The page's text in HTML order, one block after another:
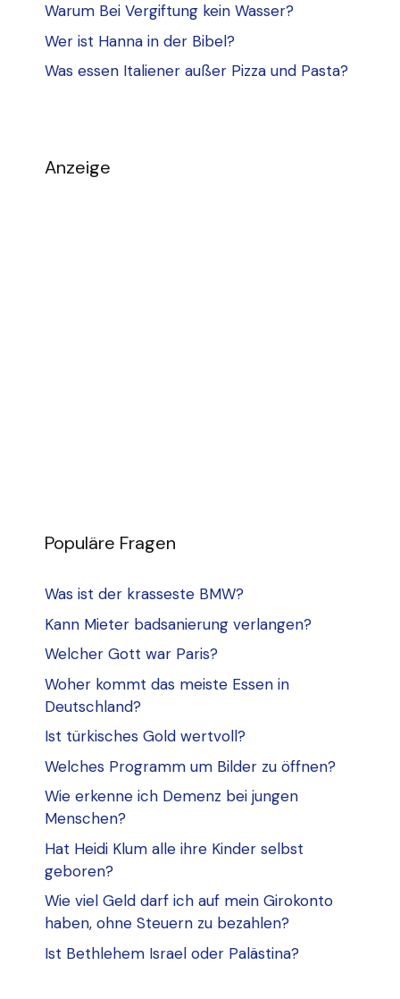
Warum Bei Vergiftung kein Wasser?
Wer ist Hanna in der Bibel?
Was essen Italiener außer Pizza und Pasta?
Anzeige
Populäre Fragen
Was ist der krasseste BMW?
Kann Mieter badsanierung verlangen?
Welcher Gott war Paris?
Woher kommt das meiste Essen in
Deutschland?
Ist türkisches Gold wertvoll?
Welches Programm um Bilder zu öffnen?
Wie erkenne ich Demenz bei jungen
Menschen?
Hat Heidi Klum alle ihre Kinder selbst
geboren?
Wie viel Geld darf ich auf mein Girokonto
haben, ohne Steuern zu bezahlen?
Ist Bethlehem Israel oder Palästina?